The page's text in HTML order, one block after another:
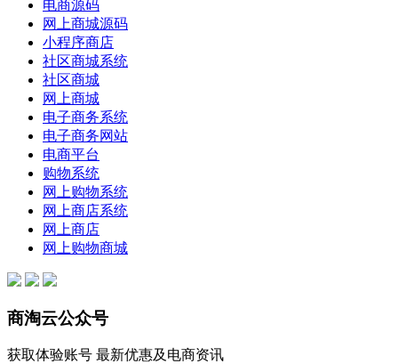
电商源码
网上商城源码
小程序商店
社区商城系统
社区商城
网上商城
电子商务系统
电子商务网站
电商平台
购物系统
网上购物系统
网上商店系统
网上商店
网上购物商城
商淘云公众号
获取体验账号 最新优惠及电商资讯